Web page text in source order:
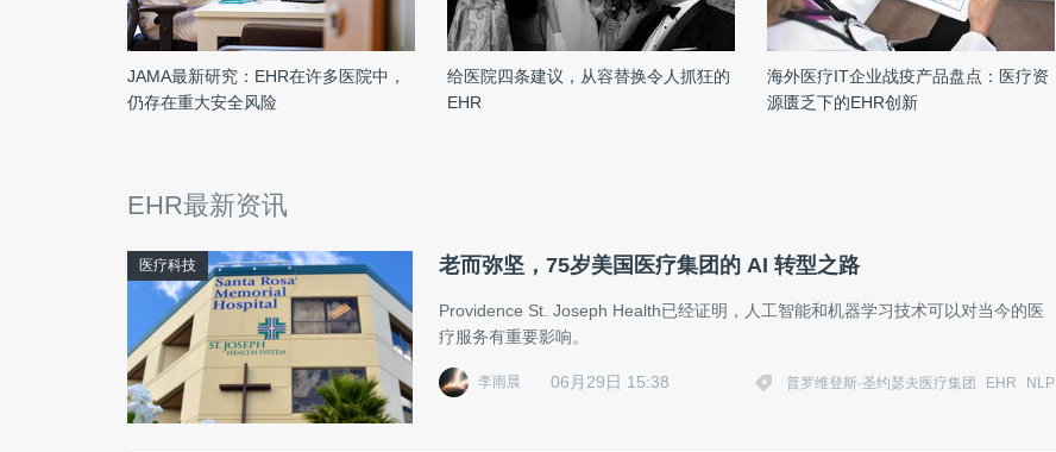
JAMA最新研究：EHR在许多医院中，
仍存在重大安全风险
给医院四条建议，从容替换令人抓狂的
EHR
海外医疗IT企业战疫产品盘点：医疗资
源匮乏下的EHR创新
EHR最新资讯
医疗科技 老而弥坚，75岁美国医疗集团的 AI 转型之路
Providence St. Joseph Health已经证明，人工智能和机器学习技术可以对当今的医
疗服务有重要影响。
李雨晨 06月29日 15:38 普罗维登斯·圣约瑟夫医疗集团 EHR NLP